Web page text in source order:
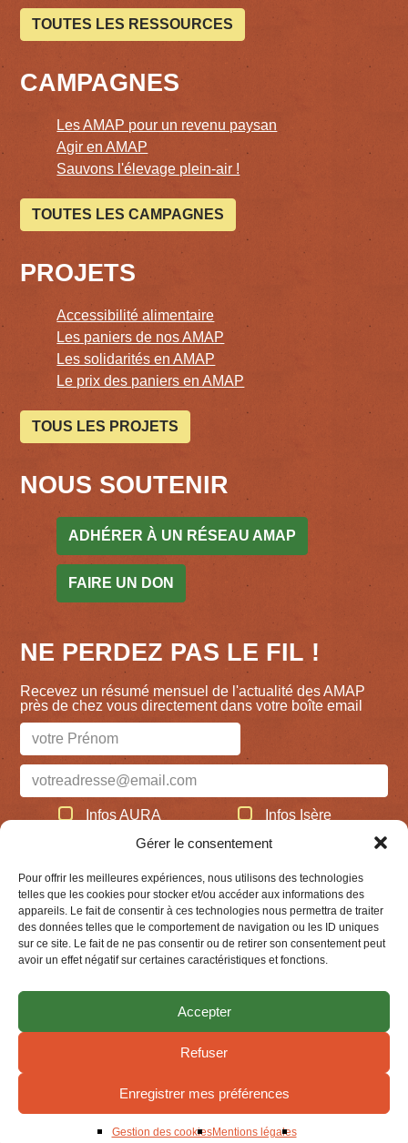
Gérer le consentement
Pour offrir les meilleures expériences, nous utilisons des technologies
telles que les cookies pour stocker et/ou accéder aux informations des
appareils. Le fait de consentir à ces technologies nous permettra de traiter
des données telles que le comportement de navigation ou les ID uniques
sur ce site. Le fait de ne pas consentir ou de retirer son consentement peut
avoir un effet négatif sur certaines caractéristiques et fonctions.
Accepter
Refuser
Enregistrer mes préférences
Gestion des cookiesMentions légales
TOUTES LES RESSOURCES
CAMPAGNES
Les AMAP pour un revenu paysan
Agir en AMAP
Sauvons l'élevage plein-air !
TOUTES LES CAMPAGNES
PROJETS
Accessibilité alimentaire
Les paniers de nos AMAP
Les solidarités en AMAP
Le prix des paniers en AMAP
TOUS LES PROJETS
NOUS SOUTENIR
ADHÉRER À UN RÉSEAU AMAP
FAIRE UN DON
NE PERDEZ PAS LE FIL !
Recevez un résumé mensuel de l'actualité des AMAP
près de chez vous directement dans votre boîte email
Infos AURA Infos Isère
Lettre d'infos AuRA archivées
Lettre d'infos Isère archivées
:
© Réseau AMAP Auvergne-Rhône-Alpes